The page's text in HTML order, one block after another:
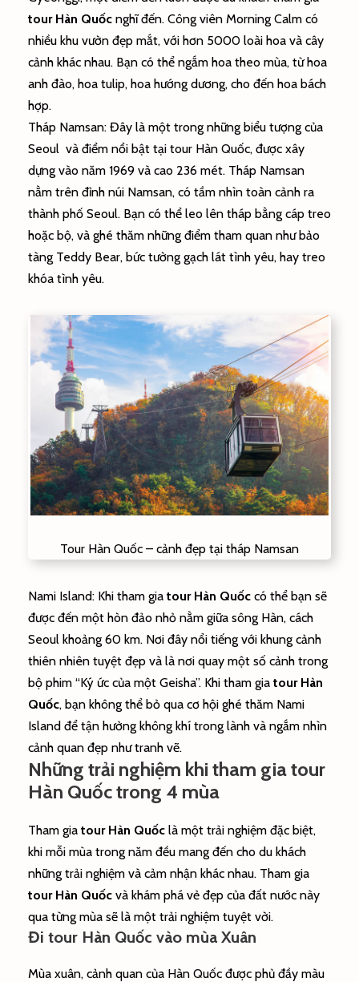
tour Hàn Quốc nghĩ đến. Công viên Morning Calm có
nhiều khu vườn đẹp mắt, với hơn 5000 loài hoa và cây
cảnh khác nhau. Bạn có thể ngắm hoa theo mùa, từ hoa
anh đào, hoa tulip, hoa hướng dương, cho đến hoa bách
hợp.
Tháp Namsan: Đây là một trong những biểu tượng của
Seoul và điểm nổi bật tại tour Hàn Quốc, được xây
dựng vào năm 1969 và cao 236 mét. Tháp Namsan
nằm trên đỉnh núi Namsan, có tầm nhìn toàn cảnh ra
thành phố Seoul. Bạn có thể leo lên tháp bằng cáp treo
hoặc bộ, và ghé thăm những điểm tham quan như bảo
tàng Teddy Bear, bức tường gạch lát tình yêu, hay treo
khóa tình yêu.
Tour Hàn Quốc – cảnh đẹp tại tháp Namsan
Nami Island: Khi tham gia tour Hàn Quốc có thể bạn sẽ
được đến một hòn đảo nhỏ nằm giữa sông Hàn, cách
Seoul khoảng 60 km. Nơi đây nổi tiếng với khung cảnh
thiên nhiên tuyệt đẹp và là nơi quay một số cảnh trong
bộ phim “Ký ức của một Geisha”. Khi tham gia tour Hàn
Quốc, bạn không thể bỏ qua cơ hội ghé thăm Nami
Island để tận hưởng không khí trong lành và ngắm nhìn
cảnh quan đẹp như tranh vẽ.
Những trải nghiệm khi tham gia tour
Hàn Quốc trong 4 mùa
Tham gia tour Hàn Quốc là một trải nghiệm đặc biệt,
khi mỗi mùa trong năm đều mang đến cho du khách
những trải nghiệm và cảm nhận khác nhau. Tham gia
tour Hàn Quốc và khám phá vẻ đẹp của đất nước này
qua từng mùa sẽ là một trải nghiệm tuyệt vời.
Đi tour Hàn Quốc vào mùa Xuân
Mùa xuân, cảnh quan của Hàn Quốc được phủ đầy màu